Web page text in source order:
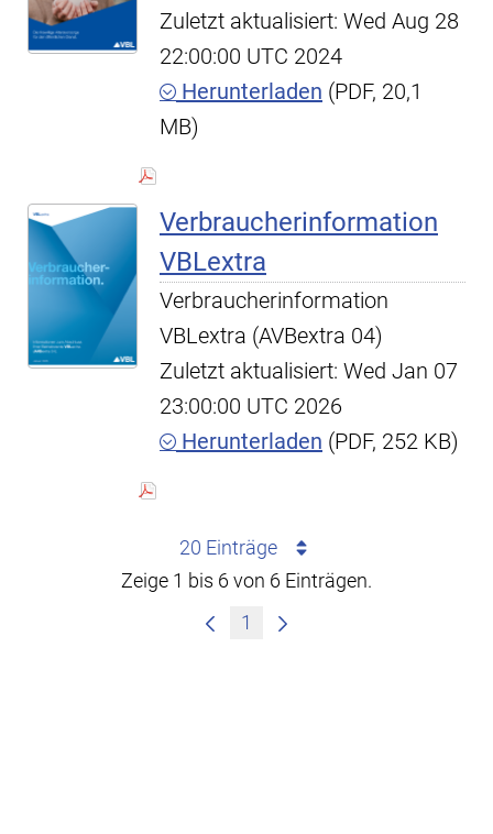
Zuletzt aktualisiert: Wed Aug 28
22:00:00 UTC 2024
Herunterladen (PDF, 20,1
MB)
Verbraucherinformation
VBLextra
Verbraucherinformation
VBLextra (AVBextra 04)
Zuletzt aktualisiert: Wed Jan 07
23:00:00 UTC 2026
Herunterladen (PDF, 252 KB)
20 Einträge
Zeige 1 bis 6 von 6 Einträgen.
1